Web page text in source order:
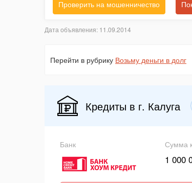
Проверить на мошенничество
Дата объявления: 11.09.2014
Перейти в рубрику Возьму деньги в долг
Кредиты в г. Калуга
Банк Сумма
1 000